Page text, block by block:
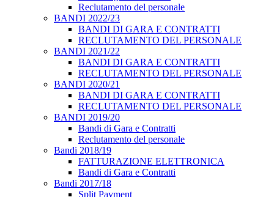
Reclutamento del personale
BANDI 2022/23
BANDI DI GARA E CONTRATTI
RECLUTAMENTO DEL PERSONALE
BANDI 2021/22
BANDI DI GARA E CONTRATTI
RECLUTAMENTO DEL PERSONALE
BANDI 2020/21
BANDI DI GARA E CONTRATTI
RECLUTAMENTO DEL PERSONALE
BANDI 2019/20
Bandi di Gara e Contratti
Reclutamento del personale
Bandi 2018/19
FATTURAZIONE ELETTRONICA
Bandi di Gara e Contratti
Bandi 2017/18
Split Payment